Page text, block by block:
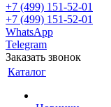
+7 (499) 151-52-01
+7 (499) 151-52-01
WhatsApp
Telegram
Заказать звонок
Каталог